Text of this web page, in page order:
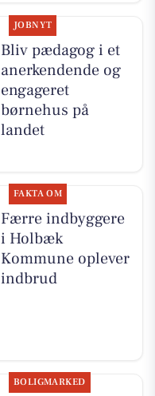
JOBNYT
Bliv pædagog i et
anerkendende og
engageret
børnehus på
landet
FAKTA OM
Færre indbyggere
i Holbæk
Kommune oplever
indbrud
BOLIGMARKED